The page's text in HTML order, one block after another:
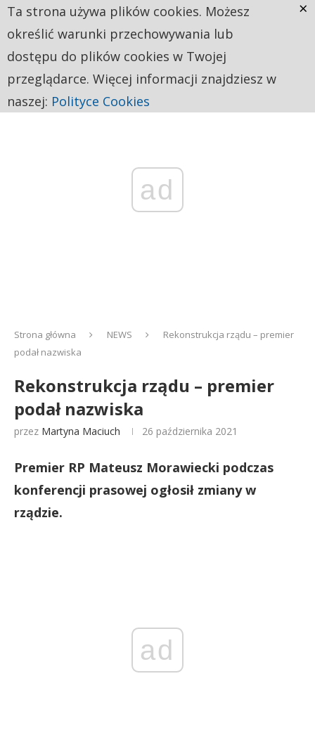
ad
Strona główna NEWS
Rekonstrukcja rządu – premier
podał nazwiska
Rekonstrukcja rządu – premier
podał nazwiska
przez Martyna Maciuch 26 października 2021
Premier RP Mateusz Morawiecki podczas
konferencji prasowej ogłosił zmiany w
rządzie.
ad
Ta strona używa plików cookies. Możesz
określić warunki przechowywania lub
dostępu do plików cookies w Twojej
przeglądarce. Więcej informacji znajdziesz w
naszej: Polityce Cookies
×